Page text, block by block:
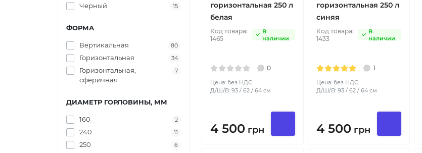
Черный 15
ФОРМА
Вертикальная 80
Горизонтальная 34
Горизонтальная,
сферичная
7
ДИАМЕТР ГОРЛОВИНЫ, ММ
160 2
240 11
250 6
горизонтальная 250 л
белая
Код товара:
1465
В
наличии
0
Цена: без НДС
Д/Ш/В: 93 / 62 / 64 см
4 500 грн
горизонтальная 250 л
синяя
Код товара:
1433
В
наличии
1
Цена: без НДС
Д/Ш/В: 93 / 62 / 64 см
4 500 грн